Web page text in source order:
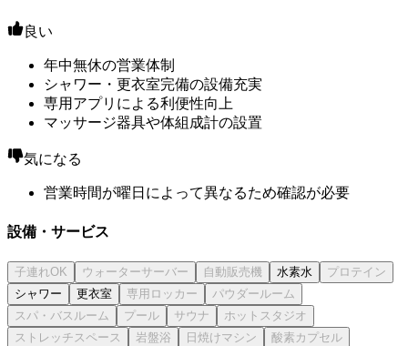
良い
年中無休の営業体制
シャワー・更衣室完備の設備充実
専用アプリによる利便性向上
マッサージ器具や体組成計の設置
気になる
営業時間が曜日によって異なるため確認が必要
設備・サービス
水素水
シャワー
更衣室